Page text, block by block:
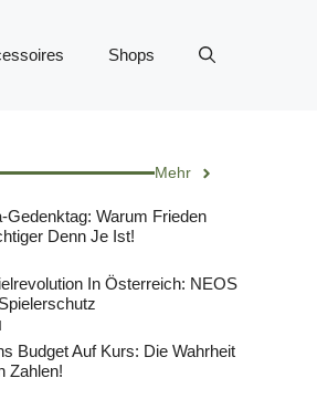
Shops
Mehr
Gedenktag: Warum Frieden
Denn Je Ist!
In Österreich: NEOS
Budget Auf Kurs: Die Wahrheit
Zahlen!